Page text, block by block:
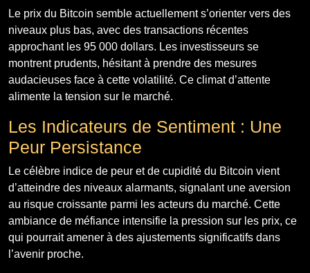
Le prix du Bitcoin semble actuellement s’orienter vers des
niveaux plus bas, avec des transactions récentes
approchant les 95 000 dollars. Les investisseurs se
montrent prudents, hésitant à prendre des mesures
audacieuses face à cette volatilité. Ce climat d’attente
alimente la tension sur le marché.
Les Indicateurs de Sentiment : Une
Peur Persistance
Le célèbre indice de peur et de cupidité du Bitcoin vient
d’atteindre des niveaux alarmants, signalant une aversion
au risque croissante parmi les acteurs du marché. Cette
ambiance de méfiance intensifie la pression sur les prix, ce
qui pourrait amener à des ajustements significatifs dans
l’avenir proche.